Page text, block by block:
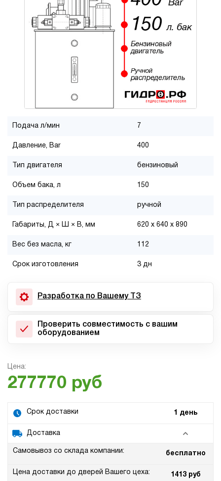
Подача л/мин 7
Давление, Bar 400
Тип двигателя бензиновый
Объем бака, л 150
Тип распределителя ручной
Габариты, Д × Ш × В, мм 620 x 640 x 890
Вес без масла, кг 112
Срок изготовления 3 дн
Разработка по Вашему ТЗ
Проверить совместимость с вашим
оборудованием
Цена:
277770 руб
Срок доставки 1 день
Доставка
Самовывоз со склада компании: бесплатно
Цена доставки до дверей Вашего цеха: 1413 руб